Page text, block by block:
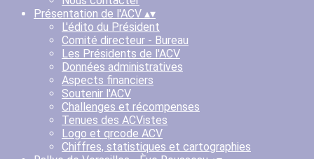
Présentation de l'ACV ▴▾
L'édito du Président
Comité directeur - Bureau
Les Présidents de l'ACV
Données administratives
Aspects financiers
Soutenir l'ACV
Challenges et récompenses
Tenues des ACVistes
Logo et qrcode ACV
Chiffres, statistiques et cartographies